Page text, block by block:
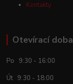
Kontakty
Otevírací doba
Po 9:30 - 16:00
Út 9:30 - 18:00